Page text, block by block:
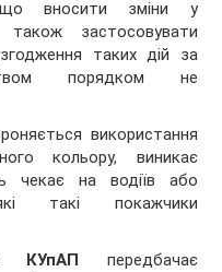
що вносити зміни у
також застосовувати
таких дій за
порядком не
використання
кольору, виникає
чекає на водіїв або
такі покажчики
КУпАП передбачає